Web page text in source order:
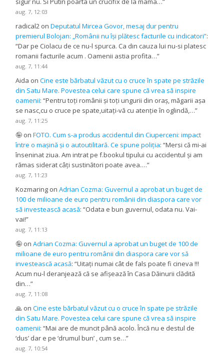
aug. 7, 12:03
radical2 onDeputatul Mircea Govor, mesaj dur pentru
premierul Bolojan: „Românii nu își plătesc facturile cu indicatori”:
“Dar pe Ciolacu de ce nu-l spurca. Ca din cauza lui nu-si platesc
romanii facturile acum . Oamenii astia profita…”
aug. 7, 11:44
Aida onCine este bărbatul văzut cu o cruce în spate pe străzile
din Satu Mare. Povestea celui care spune că vrea să inspire
oamenii: “Pentru toți românii și toți ungurii din oraș, măgarii așa
se nasc,cu o cruce pe spate,uitați-vă cu atenție în oglindă,…”
aug. 7, 11:25
🤪 onFOTO. Cum s-a produs accidentul din Ciuperceni: impact
între o mașină și o autoutilitară. Ce spune poliția: “Mersi că mi-ai
înseninat ziua. Am intrat pe f.bookul tipului cu accidentul și am
rămas siderat câți sustinători poate avea.…”
aug. 7, 11:23
Kozmaring onAdrian Cozma: Guvernul a aprobat un buget de
100 de milioane de euro pentru românii din diaspora care vor
să investească acasă: “Odata e bun guvernul, odata nu. Vai-
vai!”
aug. 7, 11:13
🤪 onAdrian Cozma: Guvernul a aprobat un buget de 100 de
milioane de euro pentru românii din diaspora care vor să
investească acasă: “Uitați numai cât de fals poate fi cineva !!!
Acum nu-l deranjează că se afișează în Casa Dăinurii clădită
din…”
aug. 7, 11:08
🙏 onCine este bărbatul văzut cu o cruce în spate pe străzile
din Satu Mare. Povestea celui care spune că vrea să inspire
oamenii: “Mai are de muncit până acolo. Încă nu e destul de
‘dus’ dar e pe ‘drumul bun’ , cum se…”
aug. 7, 10:54